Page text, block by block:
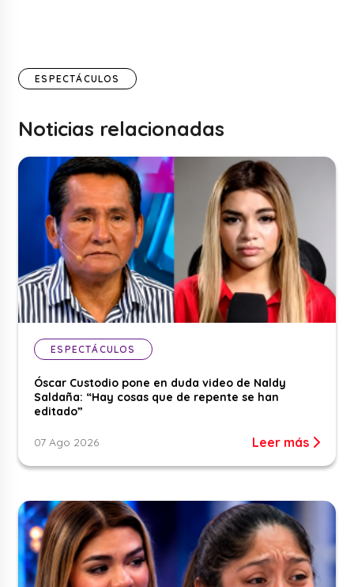
ESPECTÁCULOS
Noticias relacionadas
ESPECTÁCULOS
Óscar Custodio pone en duda video de Naldy
Saldaña: “Hay cosas que de repente se han
editado”
07 Ago 2026 Leer más